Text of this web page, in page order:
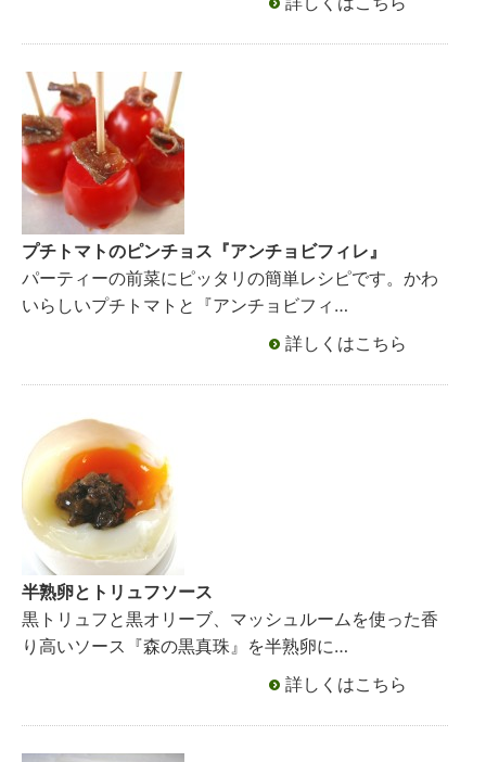
プチトマトのピンチョス『アンチョビフィレ』
パーティーの前菜にピッタリの簡単レシピです。かわ
いらしいプチトマトと『アンチョビフィ…
詳しくはこちら
半熟卵とトリュフソース
黒トリュフと黒オリーブ、マッシュルームを使った香
り高いソース『森の黒真珠』を半熟卵に…
詳しくはこちら